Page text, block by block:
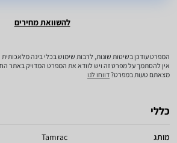
להשוואת מחירים
המפרט עודכן בשיטות שונות, לרבות שימוש בכלי בינה מלאכותית
אין להסתמך על מפרט זה ויש לוודא את המפרט המדויק באתר
מצאתם טעות במפרט?דווחו לנו
כללי
מותג Tamrac